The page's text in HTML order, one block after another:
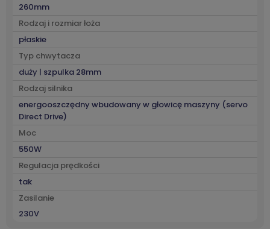
260mm
Rodzaj i rozmiar łoża
płaskie
Typ chwytacza
duży | szpulka 28mm
Rodzaj silnika
energooszczędny wbudowany w głowicę maszyny (servo
Direct Drive)
Moc
550W
Regulacja prędkości
tak
Zasilanie
230V